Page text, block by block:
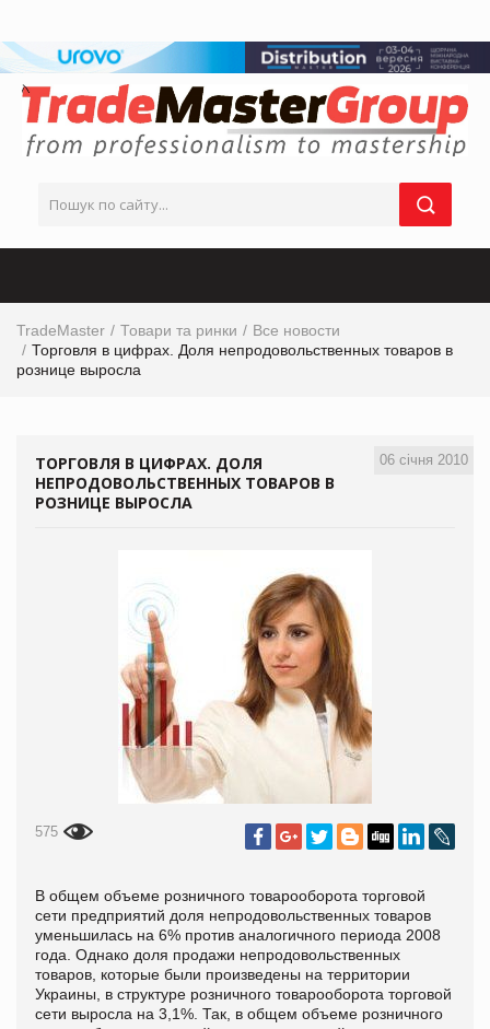
TradeMaster Товари та ринки
Все новости
Торговля в цифрах. Доля непродовольственных товаров в
рознице выросла
06 січня 2010
ТОРГОВЛЯ В ЦИФРАХ. ДОЛЯ
НЕПРОДОВОЛЬСТВЕННЫХ ТОВАРОВ В
РОЗНИЦЕ ВЫРОСЛА
575
В общем объеме розничного товарооборота торговой
сети предприятий доля непродовольственных товаров
уменьшилась на 6% против аналогичного периода 2008
года. Однако доля продажи непродовольственных
товаров, которые были произведены на территории
Украины, в структуре розничного товарооборота торговой
сети выросла на 3,1%. Так, в общем объеме розничного